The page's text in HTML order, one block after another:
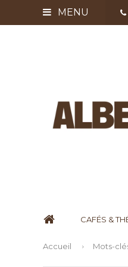
MENU
CAFÉS &
Accueil Mots-